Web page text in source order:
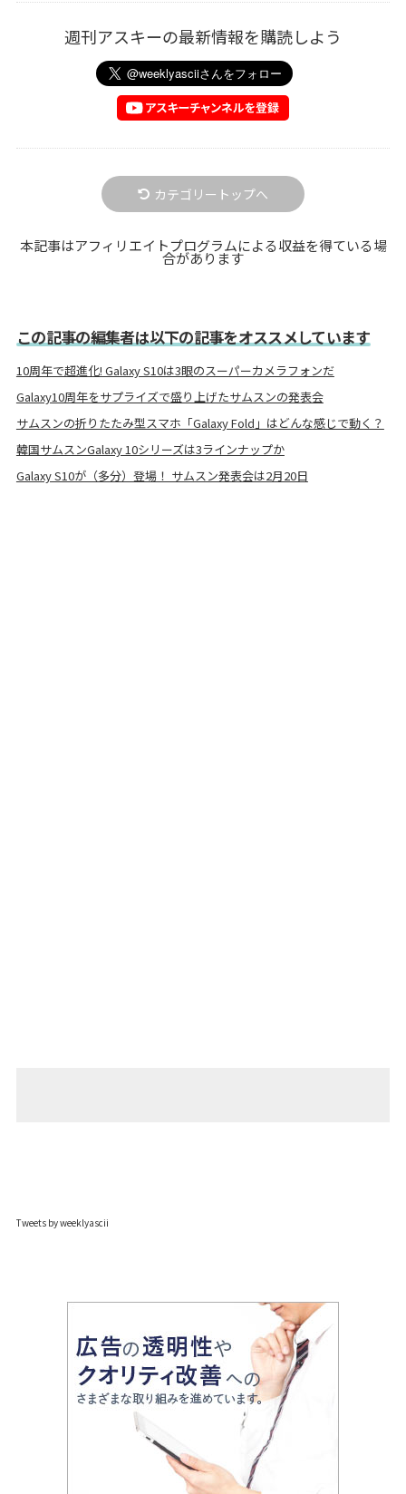
週刊アスキーの最新情報を購読しよう
カテゴリートップへ
本記事はアフィリエイトプログラムによる収益を得ている場
合があります
この記事の編集者は以下の記事をオススメしています
10周年で超進化! Galaxy S10は3眼のスーパーカメラフォンだ
Galaxy10周年をサプライズで盛り上げたサムスンの発表会
サムスンの折りたたみ型スマホ「Galaxy Fold」はどんな感じで動く？
韓国サムスンGalaxy 10シリーズは3ラインナップか
Galaxy S10が（多分）登場！ サムスン発表会は2月20日
Tweets by weeklyascii